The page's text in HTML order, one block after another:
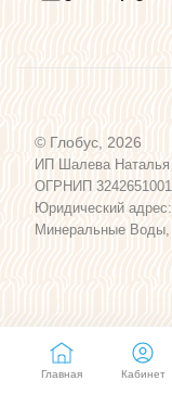
Программа
Карта сайта
© Глобус, 2026
ИП Шалева
ОГРНИП
Юридический
Минеральные
Главная Кабинет